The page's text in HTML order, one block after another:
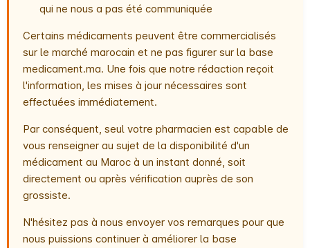
qui ne nous a pas été communiquée
Certains médicaments peuvent être commercialisés
sur le marché marocain et ne pas figurer sur la base
medicament.ma. Une fois que notre rédaction reçoit
l'information, les mises à jour nécessaires sont
effectuées immédiatement.
Par conséquent, seul votre pharmacien est capable de
vous renseigner au sujet de la disponibilité d'un
médicament au Maroc à un instant donné, soit
directement ou après vérification auprès de son
grossiste.
N'hésitez pas à nous envoyer vos remarques pour que
nous puissions continuer à améliorer la base